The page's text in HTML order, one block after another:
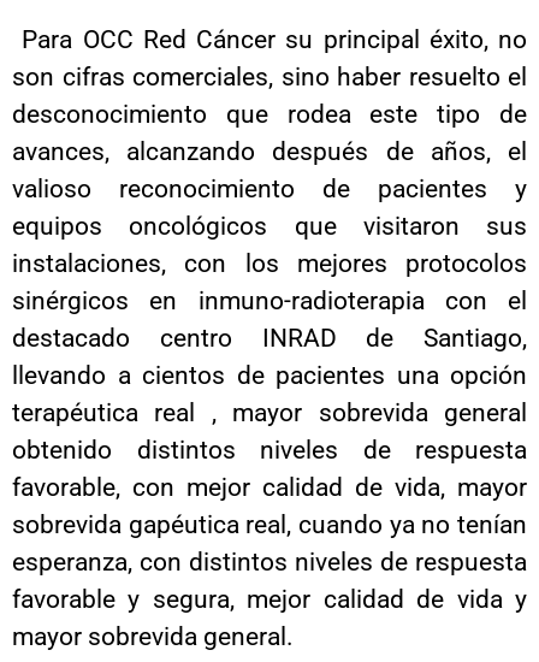
Para OCC Red Cáncer su principal éxito, no
son cifras comerciales, sino haber resuelto el
desconocimiento que rodea este tipo de
avances, alcanzando después de años, el
valioso reconocimiento de pacientes y
equipos oncológicos que visitaron sus
instalaciones, con los mejores protocolos
sinérgicos en inmuno-radioterapia con el
destacado centro INRAD de Santiago,
llevando a cientos de pacientes una opción
terapéutica real , mayor sobrevida general
obtenido distintos niveles de respuesta
favorable, con mejor calidad de vida, mayor
sobrevida gapéutica real, cuando ya no tenían
esperanza, con distintos niveles de respuesta
favorable y segura, mejor calidad de vida y
mayor sobrevida general.